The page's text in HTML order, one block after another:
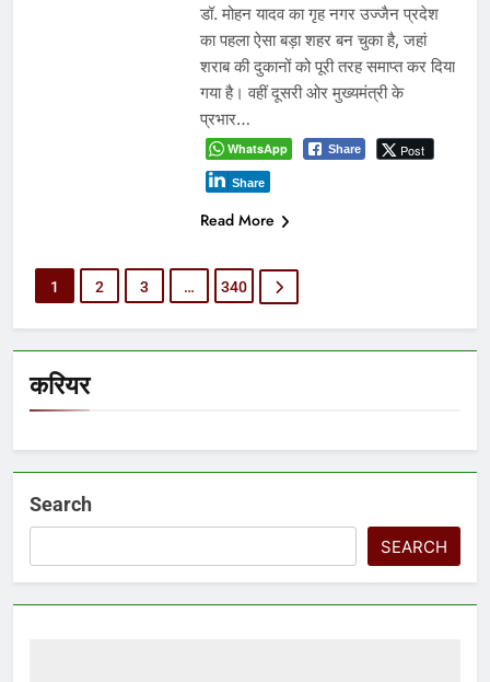
करियर
डॉ. मोहन यादव का गृह नगर उज्जैन प्रदेश
का पहला ऐसा बड़ा शहर बन चुका है, जहां
शराब की दुकानों को पूरी तरह समाप्त कर दिया
गया है। वहीं दूसरी ओर मुख्यमंत्री के
प्रभार…
WhatsApp Share Post
Share
Read More
1 2 3 … 340
Search
SEARCH